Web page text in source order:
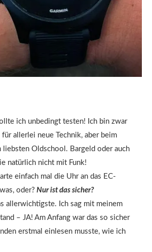
ich unbedingt testen! Ich bin zwar
allerlei neue Technik, aber beim
liebsten Oldschool. Bargeld oder auch
natürlich nicht mit Funk!
einfach mal die Uhr an das EC-
oder? Nur ist das sicher?
allerwichtigste. Ich sag mit meinem
– JA! Am Anfang war das so sicher
erstmal einlesen musste, wie ich